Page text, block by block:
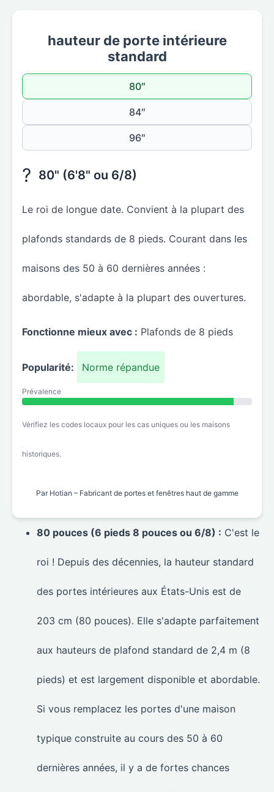
hauteur de porte intérieure
standard
80″
84″
96″
? 80" (6'8" ou 6/8)
Le roi de longue date. Convient à la plupart des
plafonds standards de 8 pieds. Courant dans les
maisons des 50 à 60 dernières années :
abordable, s'adapte à la plupart des ouvertures.
Fonctionne mieux avec : Plafonds de 8 pieds
Popularité: Norme répandue
Prévalence
Vérifiez les codes locaux pour les cas uniques ou les maisons
historiques.
Par Hotian – Fabricant de portes et fenêtres haut de gamme
80 pouces (6 pieds 8 pouces ou 6/8) : C'est le
roi ! Depuis des décennies, la hauteur standard
des portes intérieures aux États-Unis est de
203 cm (80 pouces). Elle s'adapte parfaitement
aux hauteurs de plafond standard de 2,4 m (8
pieds) et est largement disponible et abordable.
Si vous remplacez les portes d'une maison
typique construite au cours des 50 à 60
dernières années, il y a de fortes chances